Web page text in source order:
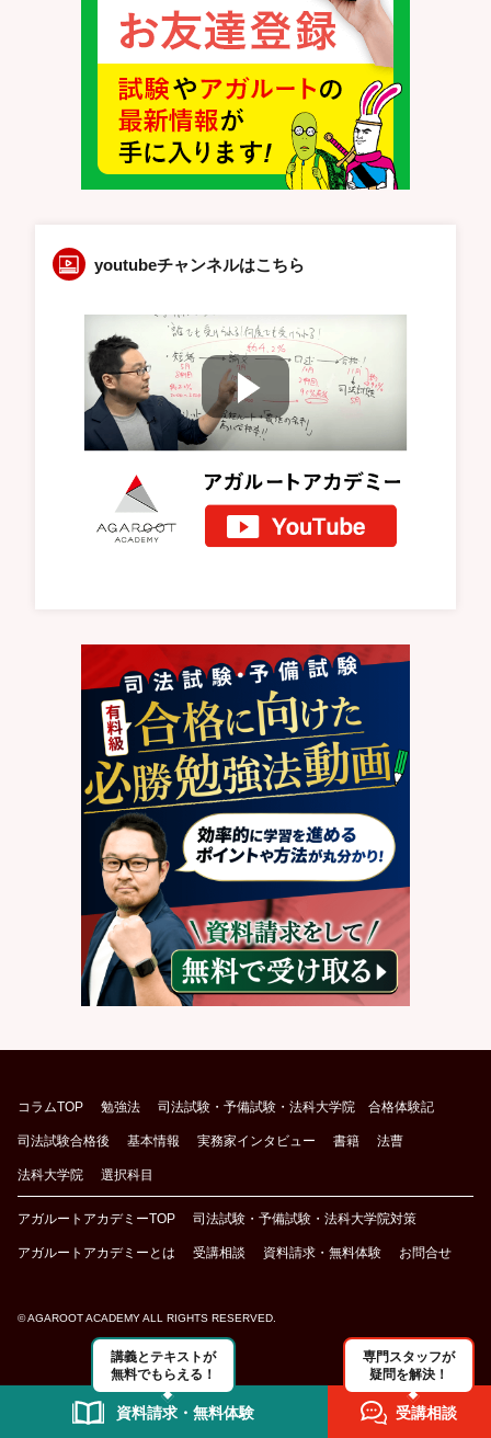
youtubeチャンネルはこちら
コラムTOP 勉強法 司法試験・予備試験・法科大学院 合格体験記
司法試験合格後 基本情報 実務家インタビュー 書籍 法曹
法科大学院 選択科目
アガルートアカデミーTOP 司法試験・予備試験・法科大学院対策
アガルートアカデミーとは 受講相談 資料請求・無料体験 お問合せ
© AGAROOT ACADEMY ALL RIGHTS RESERVED.
講義とテキストが
無料でもらえる！
資料請求・無料体験
専門スタッフが
疑問を解決！
受講相談